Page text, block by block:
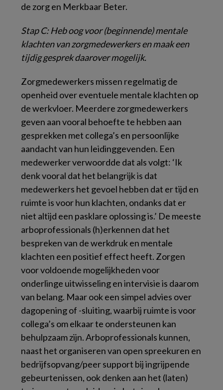
de zorg en Merkbaar Beter.
Stap C: Heb oog voor (beginnende) mentale
klachten van zorgmedewerkers en maak een
tijdig gesprek daarover mogelijk.
Zorgmedewerkers missen regelmatig de
openheid over eventuele mentale klachten op
de werkvloer. Meerdere zorgmedewerkers
geven aan vooral behoefte te hebben aan
gesprekken met collega’s en persoonlijke
aandacht van hun leidinggevenden. Een
medewerker verwoordde dat als volgt: ‘Ik
denk vooral dat het belangrijk is dat
medewerkers het gevoel hebben dat er tijd en
ruimte is voor hun klachten, ondanks dat er
niet altijd een pasklare oplossing is.’ De meeste
arboprofessionals (h)erkennen dat het
bespreken van de werkdruk en mentale
klachten een positief effect heeft. Zorgen
voor voldoende mogelijkheden voor
onderlinge uitwisseling en intervisie is daarom
van belang. Maar ook een simpel advies over
dagopening of -sluiting, waarbij ruimte is voor
collega’s om elkaar te ondersteunen kan
behulpzaam zijn. Arboprofessionals kunnen,
naast het organiseren van open spreekuren en
bedrijfsopvang/peer support bij ingrijpende
gebeurtenissen, ook denken aan het (laten)